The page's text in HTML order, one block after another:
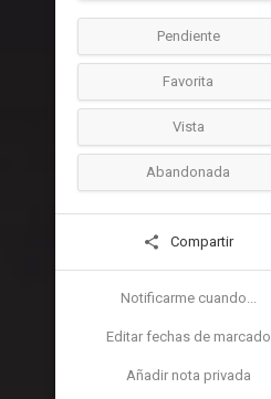
Pendiente
Favorita
Vista
Abandonada
Compartir
Notificarme cuando...
Editar fechas de marcado
Añadir nota privada